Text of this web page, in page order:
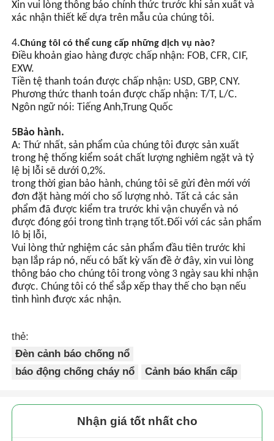
Điều khiển tự động chuyển
một con chip tích hợp và
nhiều mạch bảo vệ..
Xin vui lòng thông báo chính thức trước khi sản xuất và
xác nhận thiết kế dựa trên mẫu của chúng tôi.
4.Chúng tôi có thể cung cấp những dịch vụ nào?
Điều khoản giao hàng được chấp nhận: FOB, CFR, CIF,
EXW.
Tiền tệ thanh toán được chấp nhận: USD, GBP, CNY.
Phương thức thanh toán được chấp nhận: T/T, L/C.
Ngôn ngữ nói: Tiếng Anh,Trung Quốc
5Bảo hành.
A: Thứ nhất, sản phẩm của chúng tôi được sản xuất
trong hệ thống kiểm soát chất lượng nghiêm ngặt và tỷ
lệ bị lỗi sẽ dưới 0,2%.
trong thời gian bảo hành, chúng tôi sẽ gửi đèn mới với
đơn đặt hàng mới cho số lượng nhỏ. Tất cả các sản
phẩm đã được kiểm tra trước khi vận chuyển và nó
được đóng gói trong tình trạng tốt.Đối với các sản phẩm
lô bị lỗi,
Vui lòng thử nghiệm các sản phẩm đầu tiên trước khi
bạn lắp ráp nó, nếu có bất kỳ vấn đề ở đây, xin vui lòng
thông báo cho chúng tôi trong vòng 3 ngày sau khi nhận
được. Chúng tôi có thể sắp xếp thay thế cho bạn nếu
tình hình được xác nhận.
thẻ:
Đèn cảnh báo chống nổ
báo động chống cháy nổ
Cảnh báo khẩn cấp
Nhận giá tốt nhất cho